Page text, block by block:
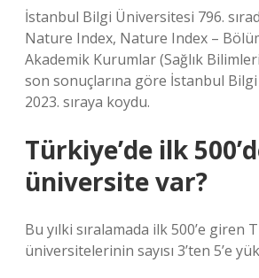
İstanbul Bilgi Üniversitesi 796.
Nature Index, Nature Index –
Akademik Kurumlar (Sağlık
son sonuçlarına göre İstanbul
2023. sıraya koydu.
Türkiye’de ilk
üniversite var?
Bu yılki sıralamada ilk 500’e giren
üniversitelerinin sayısı 3’ten 5’e